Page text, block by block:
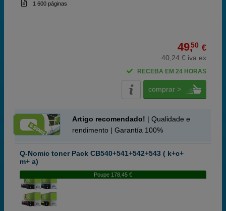
1 600 páginas
49,50 €
40,24 € iva ex
RECEBA EM 24 HORAS
comprar >
Artigo recomendado! | Qualidade e
rendimento | Garantía 100%
Q-Nomic toner Pack CB540+541+542+543 ( k+c+
m+ a)
Poupe 178,45 €